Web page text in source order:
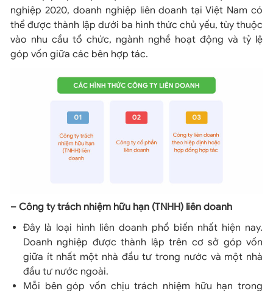
nghiệp 2020, doanh nghiệp liên doanh tại Việt Nam có
thể được thành lập dưới ba hình thức chủ yếu, tùy thuộc
vào nhu cầu tổ chức, ngành nghề hoạt động và tỷ lệ
góp vốn giữa các bên hợp tác.
– Công ty trách nhiệm hữu hạn (TNHH) liên doanh
Đây là loại hình liên doanh phổ biến nhất hiện nay.
Doanh nghiệp được thành lập trên cơ sở góp vốn
giữa ít nhất một nhà đầu tư trong nước và một nhà
đầu tư nước ngoài.
Mỗi bên góp vốn chịu trách nhiệm hữu hạn trong